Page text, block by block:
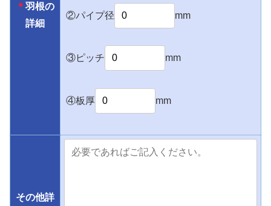
＊ 羽根の
詳細
②パイプ径 mm
③ピッチ mm
④板厚 mm
その他詳